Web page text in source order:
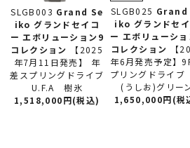
SLGB003 Grand Se
iko グランドセイコ
ー エボリューション9
コレクション
【2025
年7月11日発売】 年
差スプリングドライブ
U.F.A 樹氷
1,518,000円(税込)
SLGB025 Grand
iko グランドセイ
ー エボリューシ
コレクション
【
年6月発売予定】
プリングドライ
(うしお)グリー
1,650,000円(税